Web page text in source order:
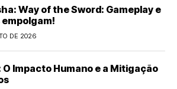
Way of the Sword: Gameplay e
DE 2026
O Impacto Humano e a Mitigação